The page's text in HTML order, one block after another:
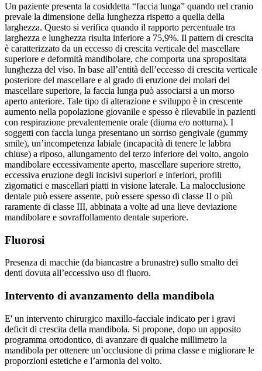
Un paziente presenta la cosiddetta “faccia lunga” quando nel cranio
prevale la dimensione della lunghezza rispetto a quella della
larghezza. Questo si verifica quando il rapporto percentuale tra
larghezza e lunghezza risulta inferiore a 75,9%. Il pattern di crescita
è caratterizzato da un eccesso di crescita verticale del mascellare
superiore e deformità mandibolare, che comporta una spropositata
lunghezza del viso. In base all’entità dell’eccesso di crescita verticale
posteriore del mascellare e al grado di eruzione dei molari del
mascellare superiore, la faccia lunga può associarsi a un morso
aperto anteriore. Tale tipo di alterazione e sviluppo è in crescente
aumento nella popolazione giovanile e spesso è rilevabile in pazienti
con respirazione prevalentemente orale (diurna e/o notturna). I
soggetti con faccia lunga presentano un sorriso gengivale (gummy
smile), un’incompetenza labiale (incapacità di tenere le labbra
chiuse) a riposo, allungamento del terzo inferiore del volto, angolo
mandibolare eccessivamente aperto, mascellare superiore stretto,
eccessiva eruzione degli incisivi superiori e inferiori, profili
zigomatici e mascellari piatti in visione laterale. La malocclusione
dentale può essere assente, può essere spesso di classe II o più
raramente di classe III, abbinata a volte ad una lieve deviazione
mandibolare e sovraffollamento dentale superiore.
Fluorosi
Presenza di macchie (da biancastre a brunastre) sullo smalto dei
denti dovuta all’eccessivo uso di fluoro.
Intervento di avanzamento della mandibola
E' un intervento chirurgico maxillo-facciale indicato per i gravi
deficit di crescita della mandibola. Si propone, dopo un apposito
programma ortodontico, di avanzare di qualche millimetro la
mandibola per ottenere un’occlusione di prima classe e migliorare le
proporzioni estetiche e l’armonia del volto.